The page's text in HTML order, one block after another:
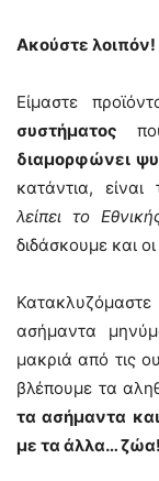
Ακούστε λοιπόν!
Είμαστε
συστήματος
διαμορφώνει
κατάντια,
λείπει το
διδάσκουμε και
ασήμαντα
μακριά από τις
βλέπουμε τα
τα ασήμαντα
με τα άλλα… ζώα!